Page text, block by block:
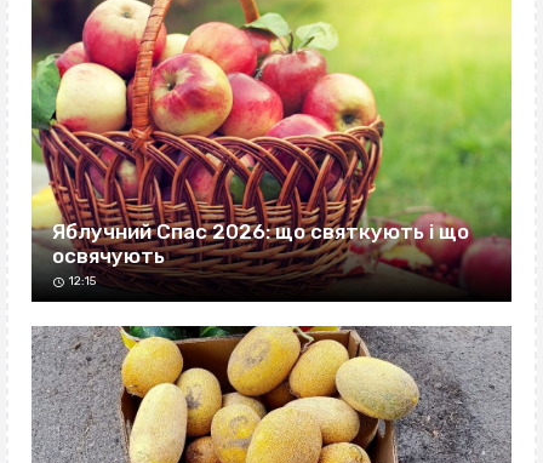
Яблучний Спас 2026: що святкують і що
освячують
12:15